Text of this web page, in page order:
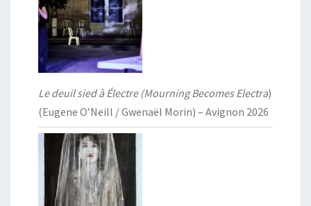
Le deuil sied à Électre (Mourning Becomes Electra)
(Eugene O’Neill / Gwenaël Morin) – Avignon 2026